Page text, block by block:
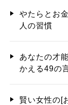
やたらとお
人の習慣
あなたの才
かえる49の
賢い女性の[